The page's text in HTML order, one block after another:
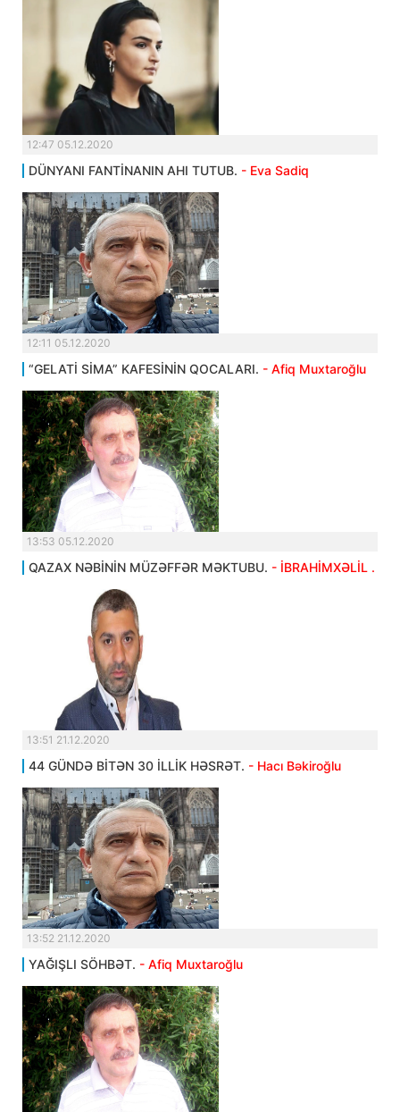
12:47 05.12.2020
DÜNYANI FANTİNANIN AHI TUTUB. - Eva Sadiq
12:11 05.12.2020
“GELATİ SİMA” KAFESİNİN QOCALARI. - Afiq Muxtaroğlu
13:53 05.12.2020
QAZAX NƏBİNİN MÜZƏFFƏR MƏKTUBU. - İBRAHİMXƏLİL .
13:51 21.12.2020
44 GÜNDƏ BİTƏN 30 İLLİK HƏSRƏT. - Hacı Bəkiroğlu
13:52 21.12.2020
YAĞIŞLI SÖHBƏT. - Afiq Muxtaroğlu